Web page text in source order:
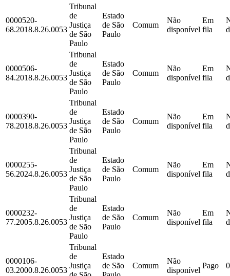
0000520-
68.2018.8.26.0053
Tribunal
de
Justiça
de São
Paulo
Estado
de São
Paulo
Comum
Não
disponível
Em
fila
0000506-
84.2018.8.26.0053
Tribunal
de
Justiça
de São
Paulo
Estado
de São
Paulo
Comum
Não
disponível
Em
fila
0000390-
78.2018.8.26.0053
Tribunal
de
Justiça
de São
Paulo
Estado
de São
Paulo
Comum
Não
disponível
Em
fila
0000255-
56.2024.8.26.0053
Tribunal
de
Justiça
de São
Paulo
Estado
de São
Paulo
Comum
Não
disponível
Em
fila
0000232-
77.2005.8.26.0053
Tribunal
de
Justiça
de São
Paulo
Estado
de São
Paulo
Comum
Não
disponível
Em
fila
0000106-
03.2000.8.26.0053
Tribunal
de
Justiça
Estado
de São
Comum
Não
disponível
Pago